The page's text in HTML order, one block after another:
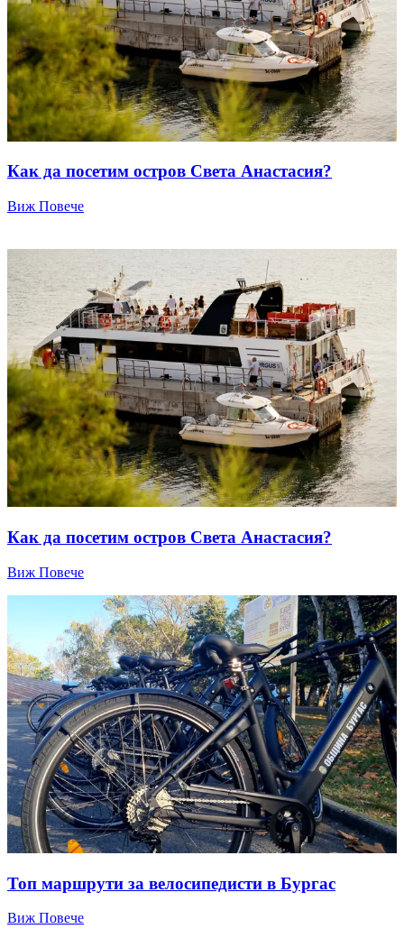
Как да посетим остров Света Анастасия?
Виж Повече
Как да посетим остров Света Анастасия?
Виж Повече
Топ маршрути за велосипедисти в Бургас
Виж Повече